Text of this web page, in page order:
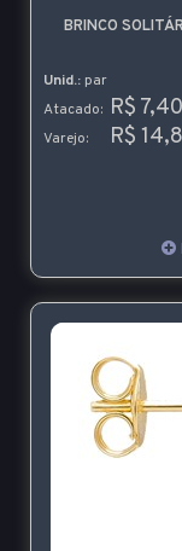
BRINCO
Unid.: par
Atacado: R$ 7,40
Varejo: R$